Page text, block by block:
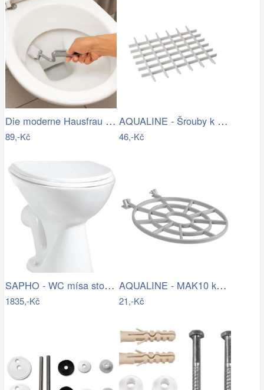
Die moderne Hausfrau Kartáč na čištění…
89,-Kč
AQUALINE - Šrouby k WC dřevěným…
46,-Kč
SAPHO - WC mísa stojící, 36x47cm, zadní…
1835,-Kč
AQUALINE - MAK10 kotvící sada pro WC…
21,-Kč